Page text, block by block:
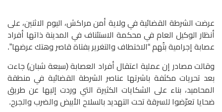
عرضت الشرطة القضائية في ولاية أمن مراكش، اليوم الاثنين، على
أنظار الوكيل العام في محكمة الاستئناف في المدينة ذاتها أفراد
عصابة إجرامية بتُهم “الاختطاف والتغرير بفتاة قاصر وهتك عرضها”.
وقالت مصادر إن عملية اعتقال أفراد العصابة (سبعة شبان) جاءت
بعد تحريات مكثفة باشرتها عناصر الشرطة القضائية في منطقة
المحاميد، بناء على الشكايات الكثيرة التي وردت إليها عن طريق
ضحايا تعرّضوا للسرقة تحت التهديد بالسلاح الأبيض والضرب والجرح.